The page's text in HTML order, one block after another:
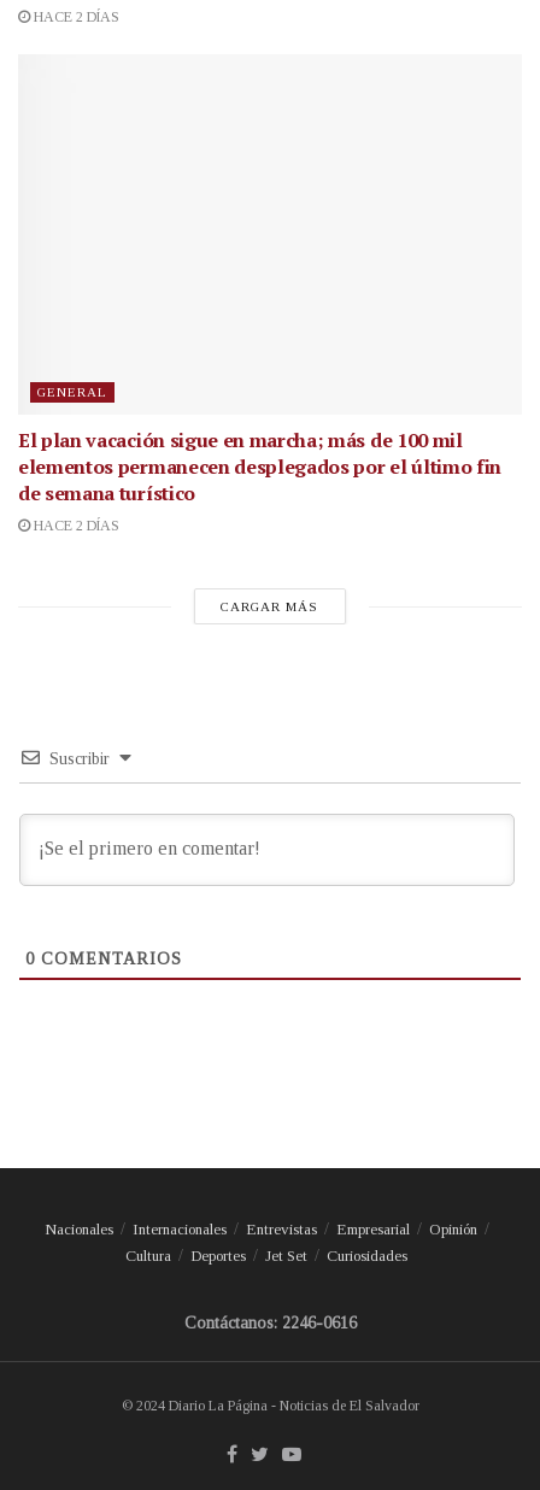
HACE 2 DÍAS
GENERAL
El plan vacación sigue en marcha; más de 100 mil
elementos permanecen desplegados por el último fin
de semana turístico
HACE 2 DÍAS
CARGAR MÁS
Suscribir
0 COMENTARIOS
Nacionales Internacionales Entrevistas Empresarial
Opinión
Cultura
Deportes Jet Set Curiosidades
Contáctanos: 2246-0616
© 2024 Diario La Página - Noticias de El Salvador